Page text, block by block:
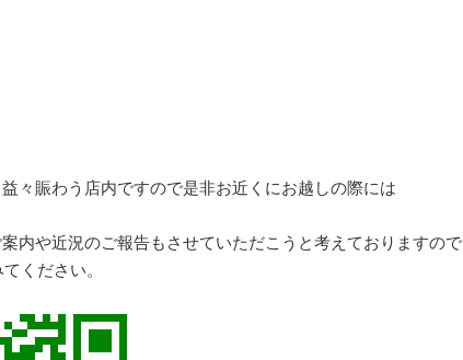
々賑わう店内ですので是非お近くにお越しの際には
内や近況のご報告もさせていただこうと考えておりますので
ください。